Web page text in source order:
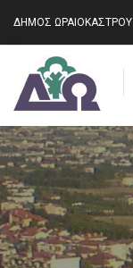
ΔΗΜΟΣ ΩΡΑΙΟΚΑΣΤΡΟΥ